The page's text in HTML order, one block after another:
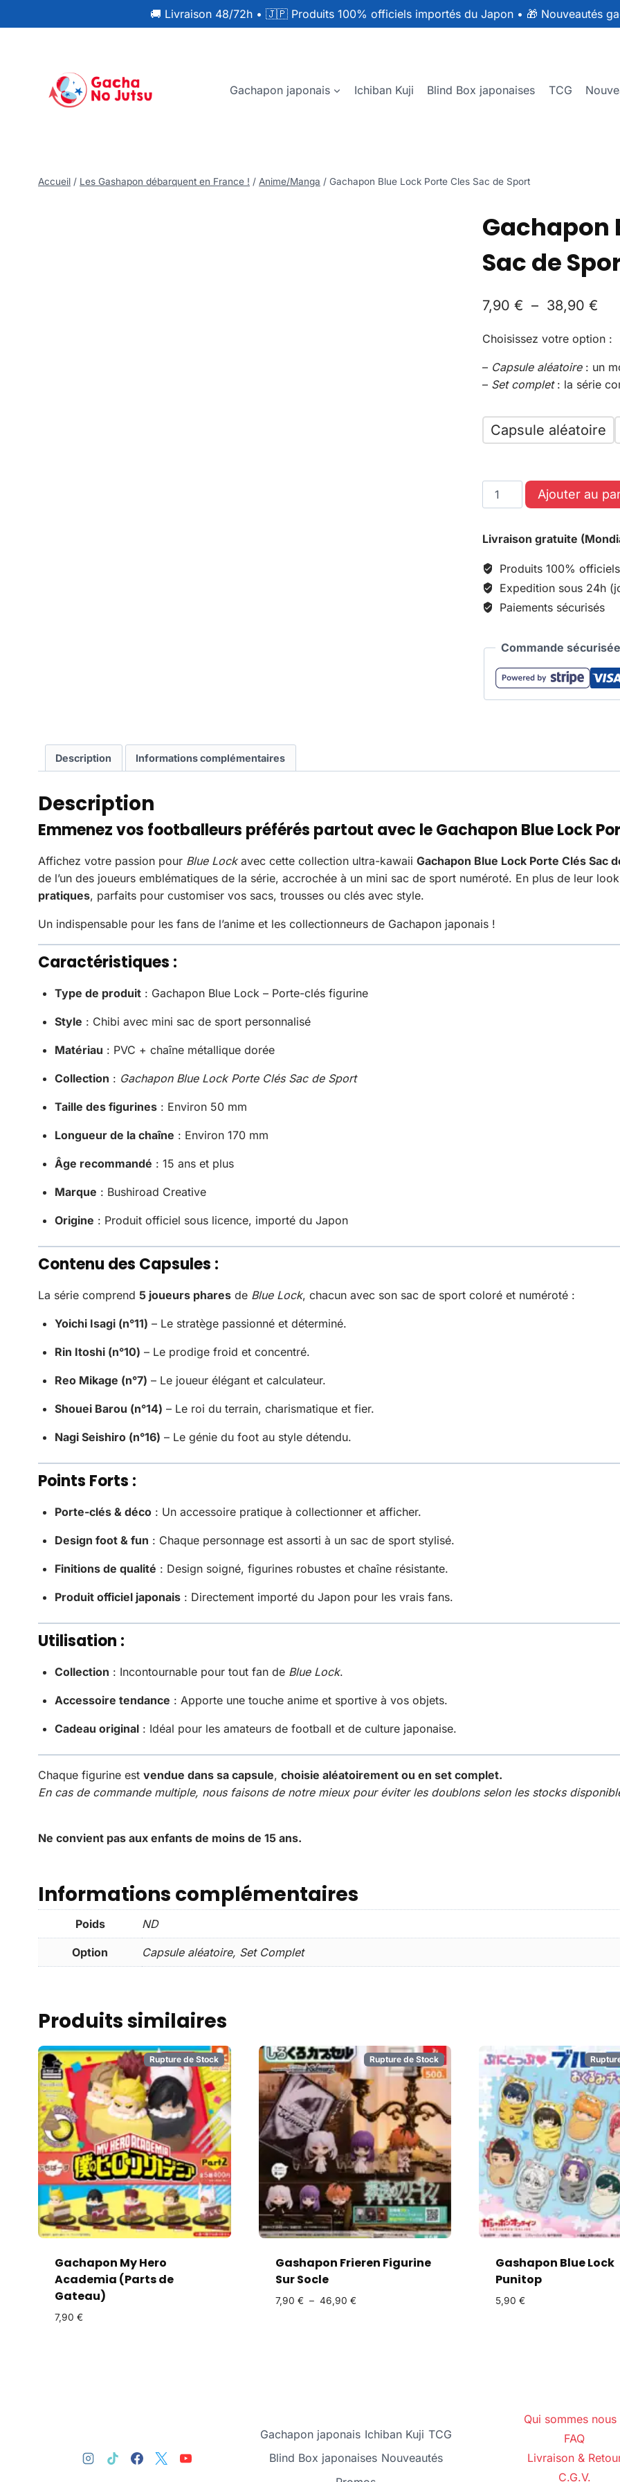
🚚 Livraison 48/72h • 🇯🇵 Produits 100% officiels importés du Japon • 🎁 Nouveautés
Gachapon japonais Ichiban Kuji Blind Box japonaises TCG
Accueil / Les Gashapon débarquent en France ! / Anime/Manga / Gachapon Blue Lock Porte Cles Sac de Sport
Gachapon
Sac de
7,90 € – 38,90 €
Choisissez votre option :
– Capsule aléatoire: un
– Set complet: la série
Capsule aléatoire
Ajouter au
Livraison gratuite
Produits 100% officiels
Expedition sous 24h
Paiements sécurisés
Commande
Description Informations complémentaires
Description
Emmenez vos footballeurs préférés partout avec le Gachapon Blue Lock
Affichez votre passion pour Blue Lockavec cette collection ultra-kawaii Gachapon Blue Lock Porte Clés Sac
de l’un des joueurs emblématiques de la série, accrochée à un mini sac de sport numéroté. En plus de leur
pratiques, parfaits pour customiser vos sacs, trousses ou clés avec style.
Un indispensable pour les fans de l’anime et les collectionneurs de Gachapon japonais !
Caractéristiques :
Type de produit : Gachapon Blue Lock – Porte-clés figurine
Style : Chibi avec mini sac de sport personnalisé
Matériau : PVC + chaîne métallique dorée
Collection : Gachapon Blue Lock Porte Clés Sac de Sport
Taille des figurines : Environ 50 mm
Longueur de la chaîne : Environ 170 mm
Âge recommandé : 15 ans et plus
Marque : Bushiroad Creative
Origine : Produit officiel sous licence, importé du Japon
Contenu des Capsules :
La série comprend 5 joueurs phares de Blue Lock, chacun avec son sac de sport coloré et numéroté :
Yoichi Isagi (n°11) – Le stratège passionné et déterminé.
Rin Itoshi (n°10) – Le prodige froid et concentré.
Reo Mikage (n°7) – Le joueur élégant et calculateur.
Shouei Barou (n°14) – Le roi du terrain, charismatique et fier.
Nagi Seishiro (n°16) – Le génie du foot au style détendu.
Points Forts :
Porte-clés & déco : Un accessoire pratique à collectionner et afficher.
Design foot & fun : Chaque personnage est assorti à un sac de sport stylisé.
Finitions de qualité : Design soigné, figurines robustes et chaîne résistante.
Produit officiel japonais : Directement importé du Japon pour les vrais fans.
Utilisation :
Collection : Incontournable pour tout fan de Blue Lock.
Accessoire tendance : Apporte une touche anime et sportive à vos objets.
Cadeau original : Idéal pour les amateurs de football et de culture japonaise.
Chaque figurine est vendue dans sa capsule, choisie aléatoirement ou en set complet.
En cas de commande multiple, nous faisons de notre mieux pour éviter les doublons selon les stocks
Ne convient pas aux enfants de moins de 15 ans.
Informations complémentaires
Poids ND
Option Capsule aléatoire, Set Complet
Produits similaires
Rupture de Stock
Gachapon My Hero
Academia (Parts de
Gateau)
7,90 €
Rupture de Stock
Gashapon Frieren Figurine
Sur Socle
7,90 € – 46,90 €
Gashapon Blue Lock
Punitop
5,90 €
Gachapon japonais Ichiban Kuji TCG
Blind Box japonaises Nouveautés
Qui sommes nous
FAQ
Livraison &
C.G.V.